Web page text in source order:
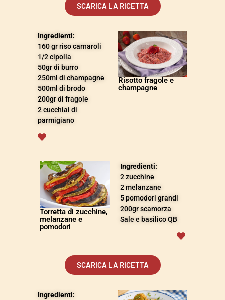
SCARICA LA RICETTA
Ingredienti:
160 gr riso carnaroli
1/2 cipolla
50gr di burro
250ml di champagne
500ml di brodo
200gr di fragole
2 cucchiai di
parmigiano
Risotto fragole e
champagne
Torretta di zucchine,
melanzane e
pomodori
Ingredienti:
2zucchine
2 melanzane
5 pomodori grandi
200grscamorza
Sale e basilico QB
SCARICA LA RICETTA
Ingredienti: